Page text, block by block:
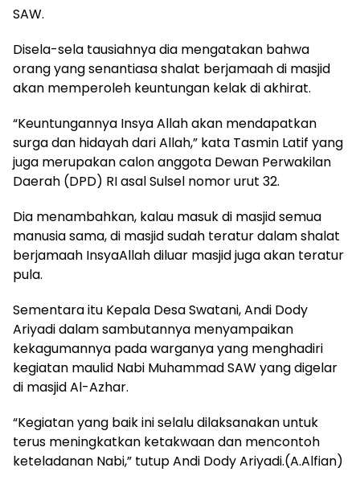
SAW.
Disela-sela tausiahnya dia mengatakan bahwa
orang yang senantiasa shalat berjamaah di masjid
akan memperoleh keuntungan kelak di akhirat.
“Keuntungannya Insya Allah akan mendapatkan
surga dan hidayah dari Allah,” kata Tasmin Latif yang
juga merupakan calon anggota Dewan Perwakilan
Daerah (DPD) RI asal Sulsel nomor urut 32.
Dia menambahkan, kalau masuk di masjid semua
manusia sama, di masjid sudah teratur dalam shalat
berjamaah InsyaAllah diluar masjid juga akan teratur
pula.
Sementara itu Kepala Desa Swatani, Andi Dody
Ariyadi dalam sambutannya menyampaikan
kekagumannya pada warganya yang menghadiri
kegiatan maulid Nabi Muhammad SAW yang digelar
di masjid Al-Azhar.
“Kegiatan yang baik ini selalu dilaksanakan untuk
terus meningkatkan ketakwaan dan mencontoh
keteladanan Nabi,” tutup Andi Dody Ariyadi.(A.Alfian)